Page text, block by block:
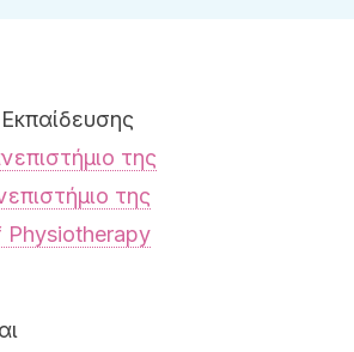
της
της
Physiotherapy